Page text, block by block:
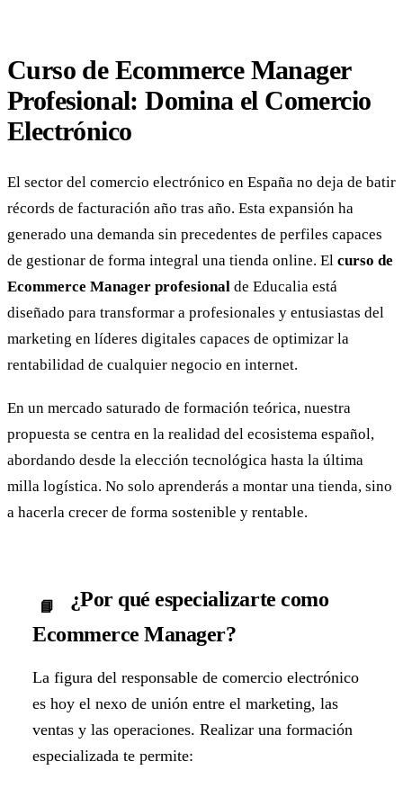
Curso de Ecommerce Manager
Profesional: Domina el Comercio
Electrónico
El sector del comercio electrónico en España no deja de batir
récords de facturación año tras año. Esta expansión ha
generado una demanda sin precedentes de perfiles capaces
de gestionar de forma integral una tienda online. El curso de
Ecommerce Manager profesional de Educalia está
diseñado para transformar a profesionales y entusiastas del
marketing en líderes digitales capaces de optimizar la
rentabilidad de cualquier negocio en internet.
En un mercado saturado de formación teórica, nuestra
propuesta se centra en la realidad del ecosistema español,
abordando desde la elección tecnológica hasta la última
milla logística. No solo aprenderás a montar una tienda, sino
a hacerla crecer de forma sostenible y rentable.
📘
¿Por qué especializarte como
Ecommerce Manager?
La figura del responsable de comercio electrónico
es hoy el nexo de unión entre el marketing, las
ventas y las operaciones. Realizar una formación
especializada te permite: